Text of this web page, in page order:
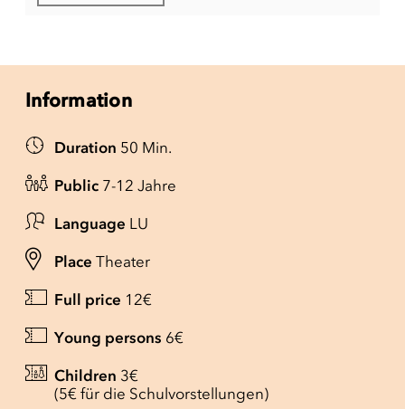
Information
Duration 50 Min.
Public 7-12 Jahre
Language LU
Place Theater
Full price 12€
Young persons 6€
Children 3€
(5€ für die Schulvorstellungen)